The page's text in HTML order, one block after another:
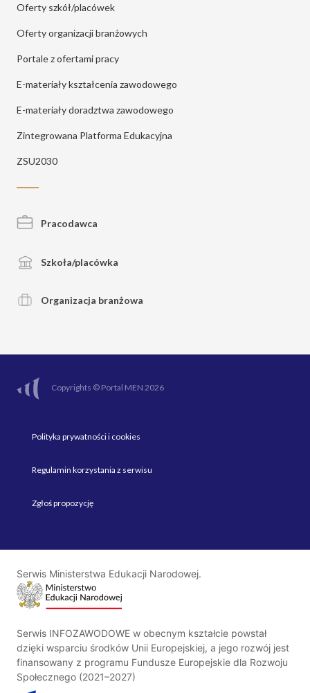
Oferty szkół/placówek
Oferty organizacji branżowych
Portale z ofertami pracy
E-materiały kształcenia zawodowego
E-materiały doradztwa zawodowego
Zintegrowana Platforma Edukacyjna
ZSU2030
Pracodawca
Szkoła/placówka
Organizacja branżowa
Copyrights © Portal MEN 2026
Polityka prywatności i cookies
Regulamin korzystania z serwisu
Zgłoś propozycję
Serwis Ministerstwa Edukacji Narodowej.
Serwis INFOZAWODOWE w obecnym kształcie powstał
dzięki wsparciu środków Unii Europejskiej, a jego rozwój jest
finansowany z programu Fundusze Europejskie dla Rozwoju
Społecznego (2021–2027)